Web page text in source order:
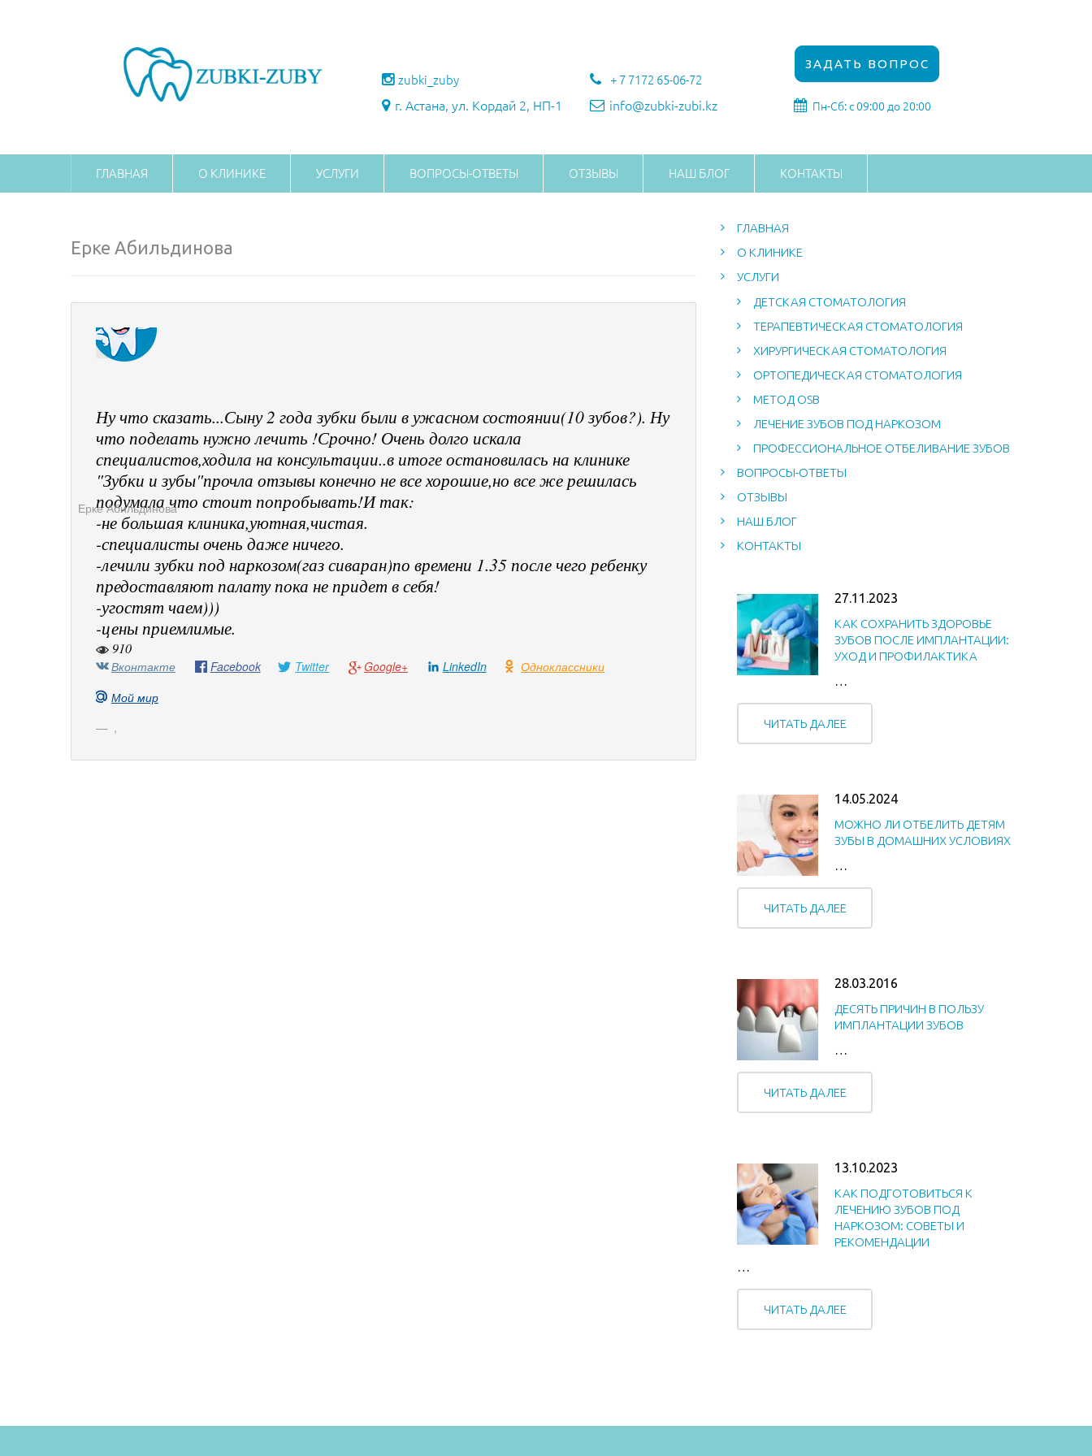
zubki_zuby
г. Астана, ул. Кордай 2, НП-1
+ 7 7172 65-06-72
info@zubki-zubi.kz
ЗАДАТЬ ВОПРОС
Пн-Сб: с 09:00 до 20:00
ГЛАВНАЯ О КЛИНИКЕ УСЛУГИ ВОПРОСЫ-ОТВЕТЫ ОТЗЫВЫ НАШ БЛОГ КОНТАКТЫ
Ерке Абильдинова
Ну что сказать...Сыну 2 года зубки были в ужасном состоянии(10 зубов?). Ну
что поделать нужно лечить !Срочно! Очень долго искала
специалистов,ходила на консультации..в итоге остановилась на клинике
"Зубки и зубы"прочла отзывы конечно не все хорошие,но все же решилась
подумала что стоит попробывать!И так:
-не большая клиника,уютная,чистая.
-специалисты очень даже ничего.
-лечили зубки под наркозом(газ сиваран)по времени 1.35 после чего ребенку
предоставляют палату пока не придет в себя!
-угостят чаем)))
-цены приемлимые.
910
Вконтакте Facebook Twitter Google+ LinkedIn
Одноклассники
Мой мир
Ерке Абильдинова
,
ГЛАВНАЯ
О КЛИНИКЕ
УСЛУГИ
ДЕТСКАЯ СТОМАТОЛОГИЯ
ТЕРАПЕВТИЧЕСКАЯ СТОМАТОЛОГИЯ
ХИРУРГИЧЕСКАЯ СТОМАТОЛОГИЯ
ОРТОПЕДИЧЕСКАЯ СТОМАТОЛОГИЯ
МЕТОД OSB
ЛЕЧЕНИЕ ЗУБОВ ПОД НАРКОЗОМ
ПРОФЕССИОНАЛЬНОЕ ОТБЕЛИВАНИЕ ЗУБОВ
ВОПРОСЫ-ОТВЕТЫ
ОТЗЫВЫ
НАШ БЛОГ
КОНТАКТЫ
27.11.2023
КАК СОХРАНИТЬ ЗДОРОВЬЕ
ЗУБОВ ПОСЛЕ ИМПЛАНТАЦИИ:
УХОД И ПРОФИЛАКТИКА
…
ЧИТАТЬ ДАЛЕЕ
14.05.2024
МОЖНО ЛИ ОТБЕЛИТЬ ДЕТЯМ
ЗУБЫ В ДОМАШНИХ УСЛОВИЯХ
…
ЧИТАТЬ ДАЛЕЕ
28.03.2016
ДЕСЯТЬ ПРИЧИН В ПОЛЬЗУ
ИМПЛАНТАЦИИ ЗУБОВ
…
ЧИТАТЬ ДАЛЕЕ
13.10.2023
КАК ПОДГОТОВИТЬСЯ К
ЛЕЧЕНИЮ ЗУБОВ ПОД
НАРКОЗОМ: СОВЕТЫ И
РЕКОМЕНДАЦИИ
…
ЧИТАТЬ ДАЛЕЕ